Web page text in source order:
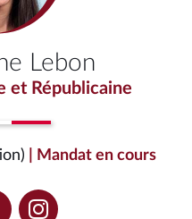
Lebon
et Républicaine
| Mandat en cours
Voir